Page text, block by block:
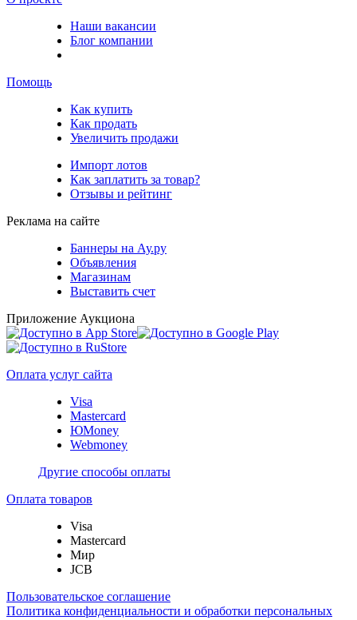
Наши вакансии
Блог компании
Помощь
Как купить
Как продать
Увеличить продажи
Импорт лотов
Как заплатить за товар?
Отзывы и рейтинг
Реклама на сайте
Баннеры на Ау.ру
Объявления
Магазинам
Выставить счет
Приложение Аукциона
Оплата услуг сайта
Visa
Mastercard
ЮMoney
Webmoney
Другие способы оплаты
Оплата товаров
Visa
Mastercard
Мир
JCB
Пользовательское соглашение
Политика конфиденциальности и обработки персональных